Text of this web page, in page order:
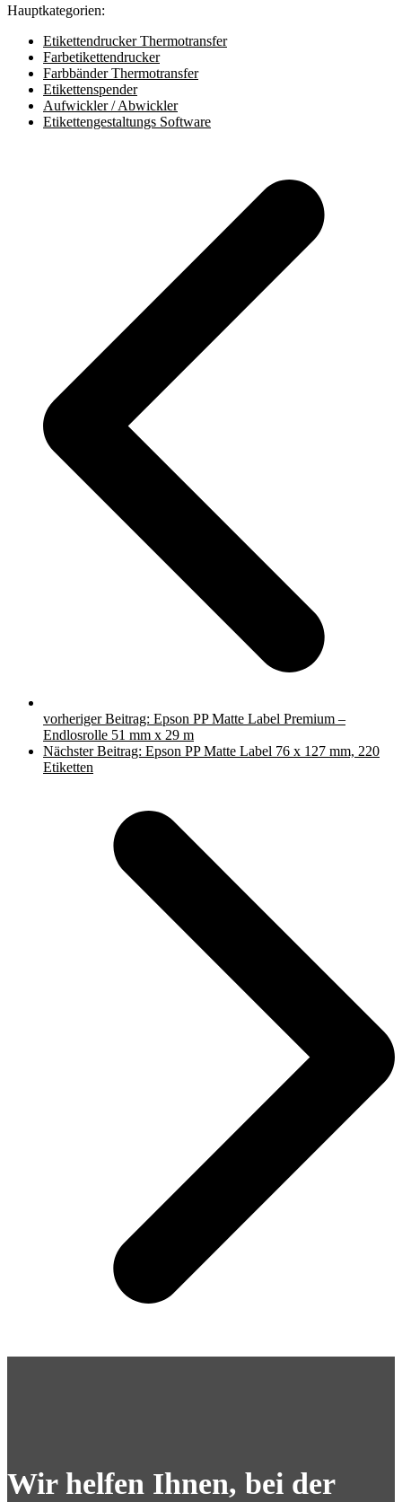
Hauptkategorien:
Etikettendrucker Thermotransfer
Farbetikettendrucker
Farbbänder Thermotransfer
Etikettenspender
Aufwickler / Abwickler
Etikettengestaltungs Software
vorheriger Beitrag: Epson PP Matte Label Premium –
Endlosrolle 51 mm x 29 m
Nächster Beitrag: Epson PP Matte Label 76 x 127 mm, 220
Etiketten
Wir helfen Ihnen, bei der